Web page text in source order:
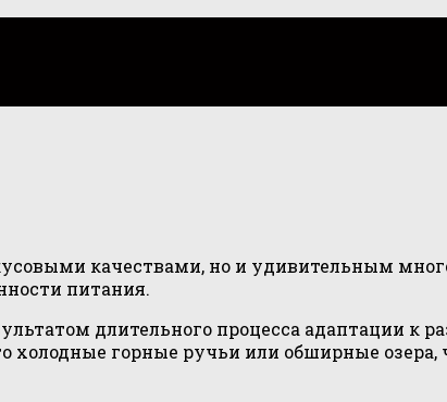
качествами, но и удивительным
питания.
длительного процесса адаптации к
холодные горные ручьи или обширные озера,